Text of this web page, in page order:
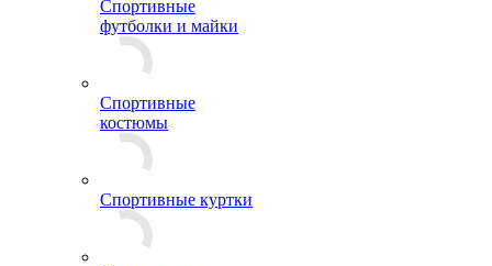
Спортивные
футболки и майки
Спортивные
костюмы
Спортивные куртки